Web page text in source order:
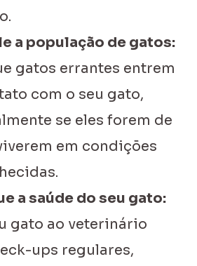
a população de gatos:
gatos errantes entrem
com o seu gato,
se eles forem de
em condições
a saúde do seu gato:
gato ao veterinário
ups regulares,